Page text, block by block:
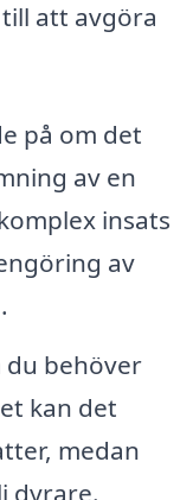
att avgöra
på om det
av en
insats
av
du behöver
kan det
medan
dyrare.